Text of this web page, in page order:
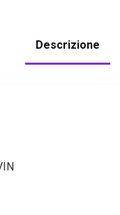
Descrizione